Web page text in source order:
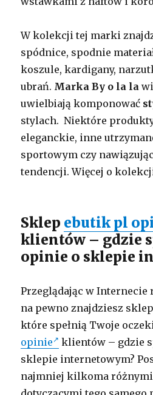
W kolekcji tej marki
spódnice, spodnie
koszule, kardigany,
ubrań. Marka By o la la
uwielbiają komponować
stylach. Niektóre
eleganckie, inne
sportowym czy
tendencji. Więcej o
Sklep ebutik pl
klientów – gdzie
opinie o sklepie
Przeglądając w Internecie
na pewno znajdziesz
które spełnią Twoje
opinie
klientów – gdzie
sklepie internetowym?
najmniej kilkoma